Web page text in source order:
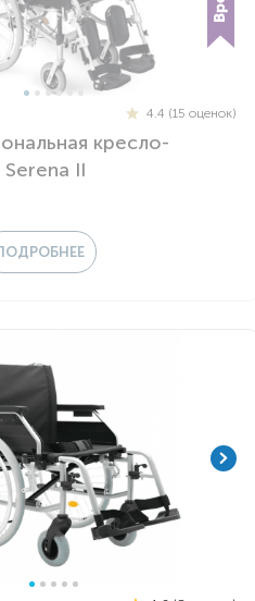
4.4 (15 оценок)
кресло-
II